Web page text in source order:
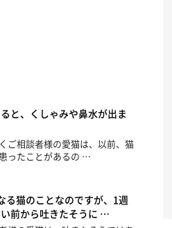
と、くしゃみや鼻水が出ま
ご相談者様の愛猫は、以前、猫
ったことがあるの …
る猫のことなのですが、1週
前から吐きたそうに …